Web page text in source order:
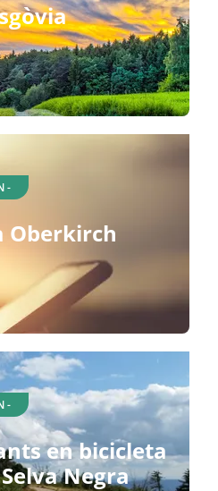
-
Oberkirch
-
en bicicleta
Negra